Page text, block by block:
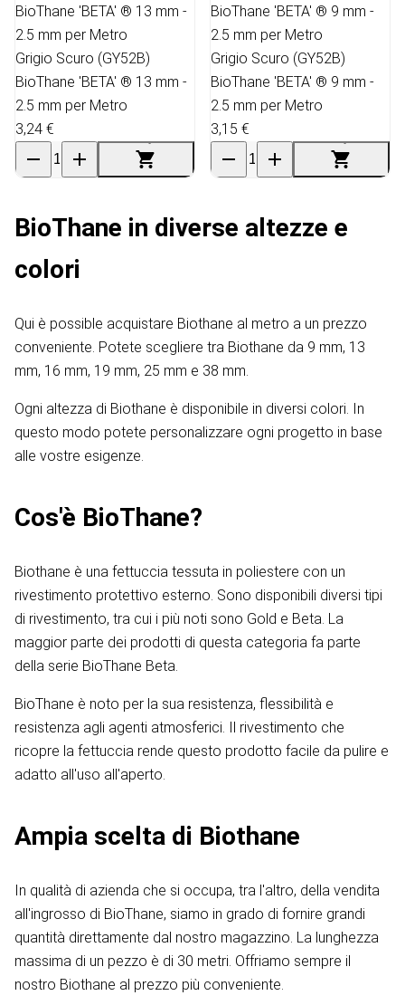
Grigio Scuro (GY52B)
BioThane 'BETA' ® 13 mm -
2.5 mm per Metro
3,24 €
Grigio Scuro (GY52B)
BioThane 'BETA' ® 9 mm -
2.5 mm per Metro
3,15 €
BioThane in diverse altezze e
colori
Qui è possible acquistare Biothane al metro a un prezzo
conveniente. Potete scegliere tra Biothane da 9 mm, 13
mm, 16 mm, 19 mm, 25 mm e 38 mm.
Ogni altezza di Biothane è disponibile in diversi colori. In
questo modo potete personalizzare ogni progetto in base
alle vostre esigenze.
Cos'è BioThane?
Biothane è una fettuccia tessuta in poliestere con un
rivestimento protettivo esterno. Sono disponibili diversi tipi
di rivestimento, tra cui i più noti sono Gold e Beta. La
maggior parte dei prodotti di questa categoria fa parte
della serie BioThane Beta.
BioThane è noto per la sua resistenza, flessibilità e
resistenza agli agenti atmosferici. Il rivestimento che
ricopre la fettuccia rende questo prodotto facile da pulire e
adatto all'uso all'aperto.
Ampia scelta di Biothane
In qualità di azienda che si occupa, tra l'altro, della vendita
all'ingrosso di BioThane, siamo in grado di fornire grandi
quantità direttamente dal nostro magazzino. La lunghezza
massima di un pezzo è di 30 metri. Offriamo sempre il
nostro Biothane al prezzo più conveniente.